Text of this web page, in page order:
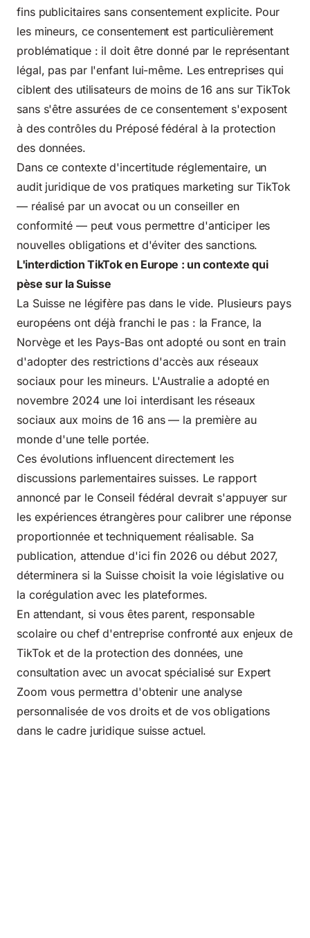
fins publicitaires sans consentement explicite. Pour
les mineurs, ce consentement est particulièrement
problématique : il doit être donné par le représentant
légal, pas par l'enfant lui-même. Les entreprises qui
ciblent des utilisateurs de moins de 16 ans sur TikTok
sans s'être assurées de ce consentement s'exposent
à des contrôles du Préposé fédéral à la protection
des données.
Dans ce contexte d'incertitude réglementaire, un
audit juridique de vos pratiques marketing sur TikTok
— réalisé par un avocat ou un conseiller en
conformité — peut vous permettre d'anticiper les
nouvelles obligations et d'éviter des sanctions.
L'interdiction TikTok en Europe : un contexte qui
pèse sur la Suisse
La Suisse ne légifère pas dans le vide. Plusieurs pays
européens ont déjà franchi le pas : la France, la
Norvège et les Pays-Bas ont adopté ou sont en train
d'adopter des restrictions d'accès aux réseaux
sociaux pour les mineurs. L'Australie a adopté en
novembre 2024 une loi interdisant les réseaux
sociaux aux moins de 16 ans — la première au
monde d'une telle portée.
Ces évolutions influencent directement les
discussions parlementaires suisses. Le rapport
annoncé par le Conseil fédéral devrait s'appuyer sur
les expériences étrangères pour calibrer une réponse
proportionnée et techniquement réalisable. Sa
publication, attendue d'ici fin 2026 ou début 2027,
déterminera si la Suisse choisit la voie législative ou
la corégulation avec les plateformes.
En attendant, si vous êtes parent, responsable
scolaire ou chef d'entreprise confronté aux enjeux de
TikTok et de la protection des données, une
consultation avec un avocat spécialisé sur Expert
Zoom vous permettra d'obtenir une analyse
personnalisée de vos droits et de vos obligations
dans le cadre juridique suisse actuel.